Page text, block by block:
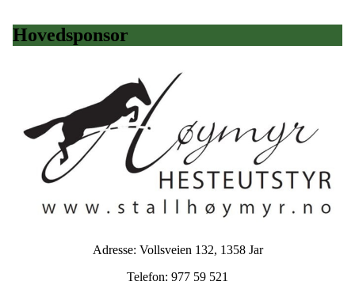
Hovedsponsor
Adresse: Vollsveien 132, 1358 Jar
Telefon: 977 59 521